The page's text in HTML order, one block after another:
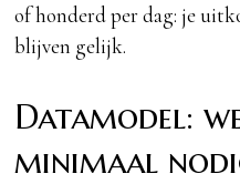
of honderd per dag: je
blijven gelijk.
Datamodel:
minimaal